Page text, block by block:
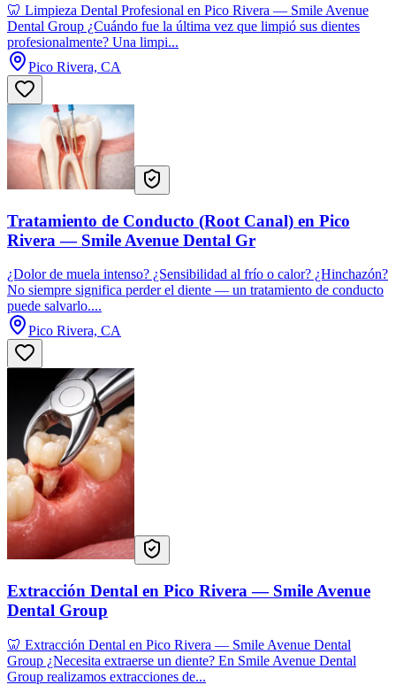
🦷 Limpieza Dental Profesional en Pico Rivera — Smile Avenue
Dental Group ¿Cuándo fue la última vez que limpió sus dientes
profesionalmente? Una limpi...
Pico Rivera, CA
Tratamiento de Conducto (Root Canal) en Pico
Rivera — Smile Avenue Dental Gr
¿Dolor de muela intenso? ¿Sensibilidad al frío o calor? ¿Hinchazón?
No siempre significa perder el diente — un tratamiento de conducto
puede salvarlo....
Pico Rivera, CA
Extracción Dental en Pico Rivera — Smile Avenue
Dental Group
🦷 Extracción Dental en Pico Rivera — Smile Avenue Dental
Group ¿Necesita extraerse un diente? En Smile Avenue Dental
Group realizamos extracciones de...